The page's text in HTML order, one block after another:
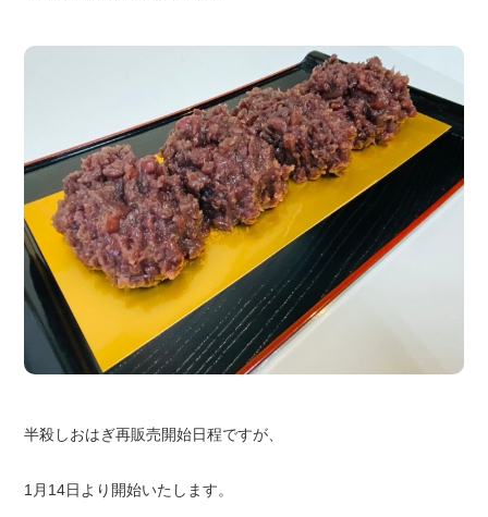
半殺しおはぎ再販売開始日程ですが、
1月14日より開始いたします。